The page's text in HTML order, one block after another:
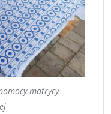
matrycy